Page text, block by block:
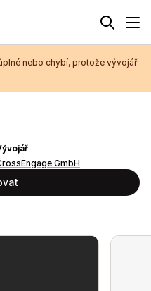
nebo chybí, protože vývojář
GmbH